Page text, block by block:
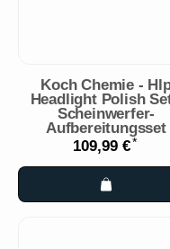
Koch Chemie -
Headlight Polish
Scheinwerfer-
Aufbereitungsset
109,99 €*